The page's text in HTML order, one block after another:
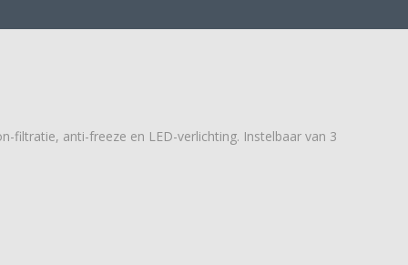
filtratie, anti-freeze en LED-verlichting. Instelbaar van 3